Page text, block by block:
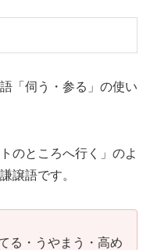
「伺う・参る」の使い
のところへ行く」のよ
譲語です。
る・うやまう・高め